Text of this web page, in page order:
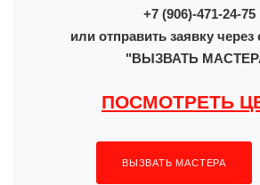
+7 (906)-471-24-75
или отправить заявку через
"ВЫЗВАТЬ
ПОСМОТРЕТЬ
ВЫЗВАТЬ МАСТЕРА